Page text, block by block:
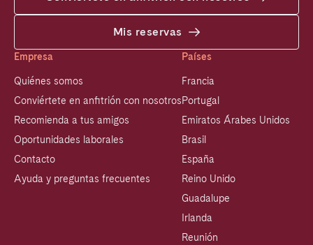
Mis reservas
Empresa
Quiénes somos
Conviértete en anfitrión con nosotros
Recomienda a tus amigos
Oportunidades laborales
Contacto
Ayuda y preguntas frecuentes
Países
Francia
Portugal
Emiratos Árabes Unidos
Brasil
España
Reino Unido
Guadalupe
Irlanda
Reunión